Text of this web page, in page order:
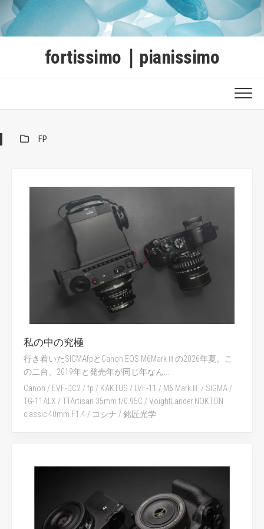
Skip
content
fortissimo｜pianissimo
FP
私の中の究極
行き着いたSIGMAfpとCanon EOS M6MarkⅡの2026年夏。こ
の二台、2019年と発売年が同じ年なん...
Canon / EVF-DC2 /fp / KAKTUS / LVF-11 / M6 MarkⅡ / SIGMA /
TG-11ALX /TTArtisan 35mm f/0.95C /VoightLander NOKTON
classic 40mm F1.4 / コシナ /銘匠光学